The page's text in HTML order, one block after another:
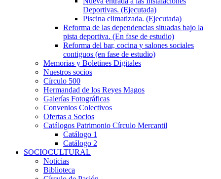
Deportivas. (Ejecutada)
Piscina climatizada. (Ejecutada)
Reforma de las dependencias situadas bajo la
pista deportiva. (En fase de estudio)
Reforma del bar, cocina y salones sociales
contiguos (en fase de estudio)
Memorias y Boletines Digitales
Nuestros socios
Círculo 500
Hermandad de los Reyes Magos
Galerías Fotográficas
Convenios Colectivos
Ofertas a Socios
Catálogos Patrimonio Círculo Mercantil
Catálogo 1
Catálogo 2
SOCIOCULTURAL
Noticias
Biblioteca